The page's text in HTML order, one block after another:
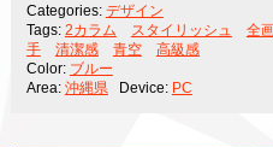
Categories: デザイン
Tags: 2カラム スタイリッシュ 全
手
清潔感 青空
高級感
Color: ブルー
Area: 沖縄県 Device: PC